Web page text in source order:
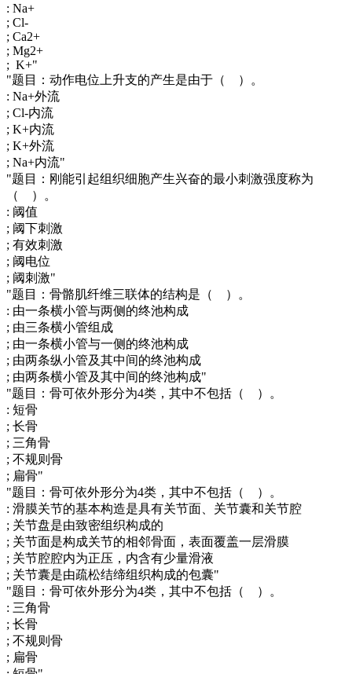
: Na+
; Cl-
; Ca2+
; Mg2+
; K+"
"题目：动作电位上升支的产生是由于（ ）。
: Na+外流
; Cl-内流
; K+内流
; K+外流
; Na+内流"
"题目：刚能引起组织细胞产生兴奋的最小刺激强度称为
（ ）。
: 阈值
; 阈下刺激
; 有效刺激
; 阈电位
; 阈刺激"
"题目：骨骼肌纤维三联体的结构是（ ）。
: 由一条横小管与两侧的终池构成
; 由三条横小管组成
; 由一条横小管与一侧的终池构成
; 由两条纵小管及其中间的终池构成
; 由两条横小管及其中间的终池构成"
"题目：骨可依外形分为4类，其中不包括（ ）。
: 短骨
; 长骨
; 三角骨
; 不规则骨
; 扁骨"
"题目：骨可依外形分为4类，其中不包括（ ）。
: 滑膜关节的基本构造是具有关节面、关节囊和关节腔
; 关节盘是由致密组织构成的
; 关节面是构成关节的相邻骨面，表面覆盖一层滑膜
; 关节腔腔内为正压，内含有少量滑液
; 关节囊是由疏松结缔组织构成的包囊"
"题目：骨可依外形分为4类，其中不包括（ ）。
: 三角骨
; 长骨
; 不规则骨
; 扁骨